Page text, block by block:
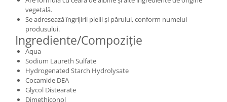
vegetală.
Se adresează îngrijirii pielii și părului, conform numelui
produsului.
Ingrediente/Compoziție
Aqua
Sodium Laureth Sulfate
Hydrogenated Starch Hydrolysate
Cocamide DEA
Glycol Distearate
Dimethiconol